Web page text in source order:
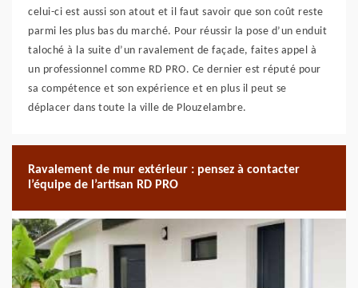
celui-ci est aussi son atout et il faut savoir que son coût reste
parmi les plus bas du marché. Pour réussir la pose d’un enduit
taloché à la suite d’un ravalement de façade, faites appel à
un professionnel comme RD PRO. Ce dernier est réputé pour
sa compétence et son expérience et en plus il peut se
déplacer dans toute la ville de Plouzelambre.
Ravalement de mur extérieur : pensez à contacter
l’équipe de l’artisan RD PRO